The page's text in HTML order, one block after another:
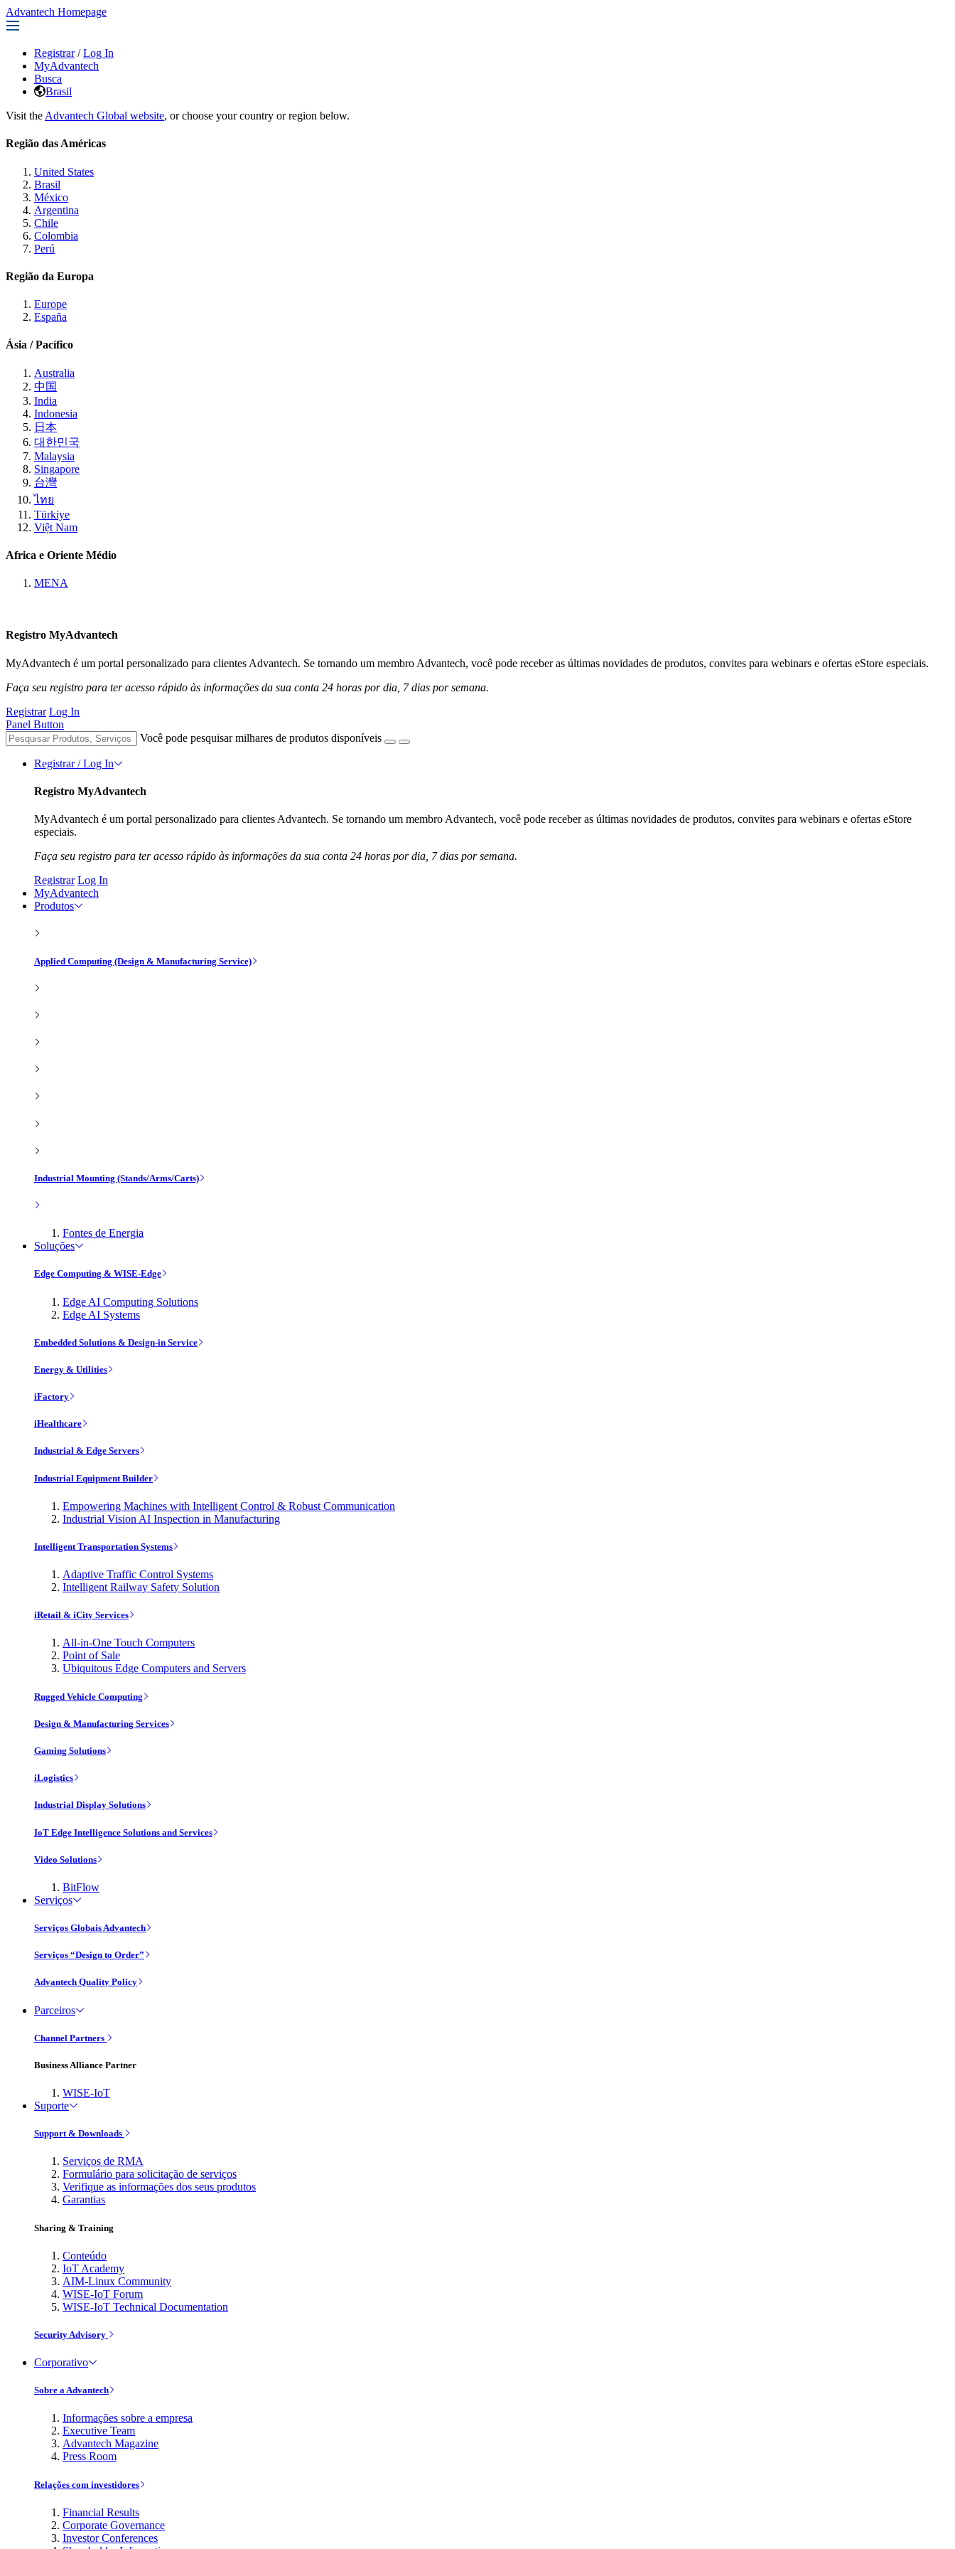
Advantech Homepage
Registrar / Log In
MyAdvantech
Busca
Brasil
Visit the Advantech Global website, or choose your country or region below.
Região das Américas
United States
Brasil
México
Argentina
Chile
Colombia
Perú
Região da Europa
Europe
España
Ásia / Pacífico
Australia
中国
India
Indonesia
日本
대한민국
Malaysia
Singapore
台灣
ไทย
Türkiye
Việt Nam
Africa e Oriente Médio
MENA
Registro MyAdvantech
MyAdvantech é um portal personalizado para clientes Advantech. Se tornando um membro Advantech, você pode receber as últimas novidades de produtos, convites para webinars e ofertas eStore especiais.
Faça seu registro para ter acesso rápido às informações da sua conta 24 horas por dia, 7 dias por semana.
Registrar Log In
Panel Button
Você pode pesquisar milhares de produtos disponíveis
Registrar / Log In
Registro MyAdvantech
MyAdvantech é um portal personalizado para clientes Advantech. Se tornando um membro Advantech, você pode receber as últimas novidades de produtos, convites para webinars e ofertas eStore
especiais.
Faça seu registro para ter acesso rápido às informações da sua conta 24 horas por dia, 7 dias por semana.
Registrar Log In
MyAdvantech
Produtos
Applied Computing (Design & Manufacturing Service)
Industrial Mounting (Stands/Arms/Carts)
Fontes de Energia
Soluções
Edge Computing & WISE-Edge
Edge AI Computing Solutions
Edge AI Systems
Embedded Solutions & Design-in Service
Energy & Utilities
iFactory
iHealthcare
Industrial & Edge Servers
Industrial Equipment Builder
Empowering Machines with Intelligent Control & Robust Communication
Industrial Vision AI Inspection in Manufacturing
Intelligent Transportation Systems
Adaptive Traffic Control Systems
Intelligent Railway Safety Solution
iRetail & iCity Services
All-in-One Touch Computers
Point of Sale
Ubiquitous Edge Computers and Servers
Rugged Vehicle Computing
Design & Manufacturing Services
Gaming Solutions
iLogistics
Industrial Display Solutions
IoT Edge Intelligence Solutions and Services
Video Solutions
BitFlow
Serviços
Serviços Globais Advantech
Serviços “Design to Order”
Advantech Quality Policy
Parceiros
Channel Partners
Business Alliance Partner
WISE-IoT
Suporte
Support & Downloads
Serviços de RMA
Formulário para solicitação de serviços
Verifique as informações dos seus produtos
Garantias
Sharing & Training
Conteúdo
IoT Academy
AIM-Linux Community
WISE-IoT Forum
WISE-IoT Technical Documentation
Security Advisory
Corporativo
Sobre a Advantech
Informações sobre a empresa
Executive Team
Advantech Magazine
Press Room
Relações com investidores
Financial Results
Corporate Governance
Investor Conferences